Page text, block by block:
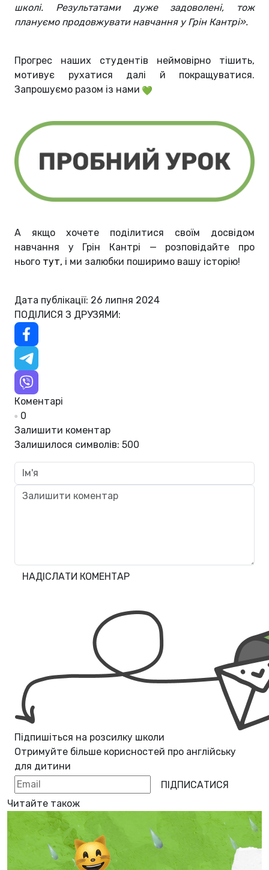
школі. Результатами дуже задоволені, тож
плануємо продовжувати навчання у Грін Кантрі».
Прогрес наших студентів неймовірно тішить,
мотивує рухатися далі й покращуватися.
Запрошуємо разом із нами
А якщо хочете поділитися своїм досвідом
навчання у Грін Кантрі — розповідайте про
нього тут, і ми залюбки поширимо вашу історію!
Дата публікації: 26 липня 2024
ПОДІЛИСЯ З ДРУЗЯМИ:
Коментарі
0
Залишити коментар
Залишилося символів: 500
НАДІСЛАТИ КОМЕНТАР
Підпишіться на розсилку школи
Отримуйте більше корисностей про англійську
для дитини
ПІДПИСАТИСЯ
Читайте також